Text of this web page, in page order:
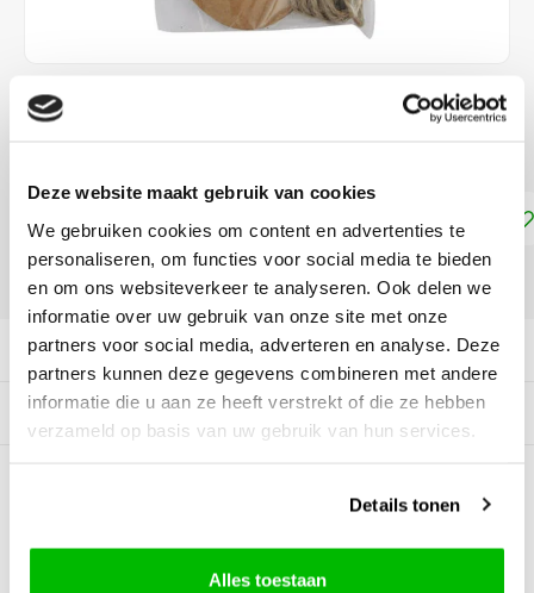
Deze website maakt gebruik van cookies
We gebruiken cookies om content en advertenties te
personaliseren, om functies voor social media te bieden
en om ons websiteverkeer te analyseren. Ook delen we
informatie over uw gebruik van onze site met onze
partners voor social media, adverteren en analyse. Deze
partners kunnen deze gegevens combineren met andere
informatie die u aan ze heeft verstrekt of die ze hebben
verzameld op basis van uw gebruik van hun services.
Details tonen
Alles toestaan
€2,50
Toevoegen aan winkelwagen
DELEN:
Productomschrijving
Gerelateerde producten
0Reviews